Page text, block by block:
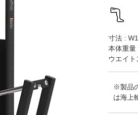
寸法 :
本体重量
ウエイ
※製品
は海上